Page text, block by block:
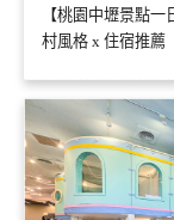
【桃園中壢景點
村風格 x 住宿推薦